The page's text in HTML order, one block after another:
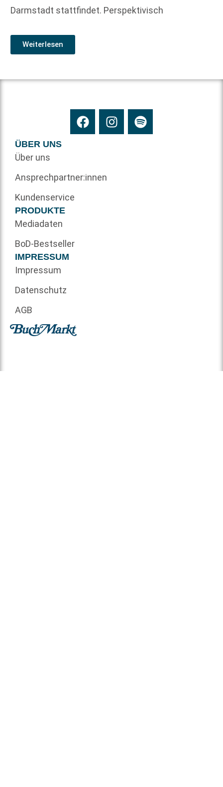
Darmstadt stattfindet. Perspektivisch
Weiterlesen
ÜBER UNS
Über uns
Ansprechpartner:innen
Kundenservice
PRODUKTE
Mediadaten
BoD-Bestseller
IMPRESSUM
Impressum
Datenschutz
AGB